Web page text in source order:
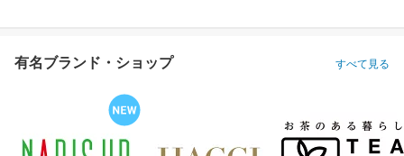
有名ブランド・ショップ すべて見る